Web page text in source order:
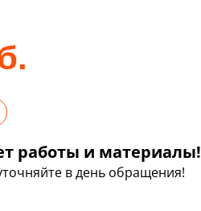
работы и материалы!
в день обращения!